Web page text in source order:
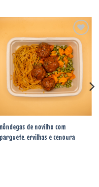
Adicionar
aos
favoritos
de novilho com
ervilhas e cenoura